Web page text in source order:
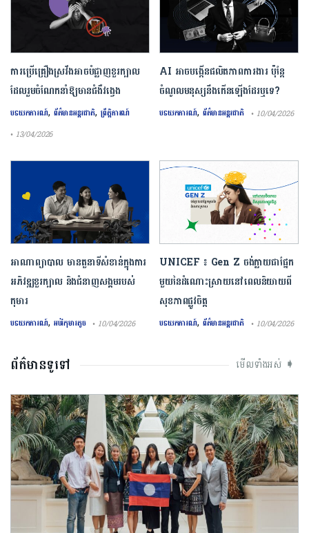
ការ​ប្រើគ្រឿង​ស្រវឹង​អាចបំផ្លាញ​ខួរក្បាល
ដែល​រួមចំណែក​នាំឱ្យ​មាន​ជំងឺ​វង្វេង
បទយកការណ៍, ព័ត៌មានអន្តរជាតិ,ព្រឹត្តិការណ៍
• 13/04/2026
AI អាចបង្កើនផលិតភាពការងារ ប៉ុន្តែ
ចំណូលមនុស្សនឹងកើនឡើងដែរឬទេ?
បទយកការណ៍, ព័ត៌មានអន្តរជាតិ • 10/04/2026
អាណាព្យាបាល មានតួនាទីសំខាន់ក្នុងការ
អភិវឌ្ឍខួរក្បាល និងជំនាញសង្គមរបស់
កុមារ
បទយកការណ៍, អប់រំកុមារតូច • 10/04/2026
UNICEF ៖ Gen Z ចង់ក្លាយ​ជា​ផ្នែក​
មួយ​នៃ​ដំណោះស្រាយ​នៅ​ពេល​និយាយ​ពី
សុខភាព​ផ្លូវចិត្ត
បទយកការណ៍, ព័ត៌មានអន្តរជាតិ • 10/04/2026
ព័ត៌មានទូទៅ មើលទាំងអស់ ➧